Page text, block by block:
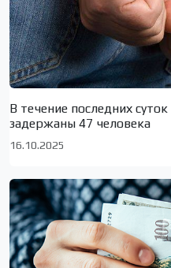
В течение последних
задержаны 47 человека
16.10.2025